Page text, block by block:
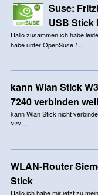
Suse:
USB Stick
Hallo zusammen,ich habe
habe unter OpenSuse 1...
kann Wlan Stick
7240 verbinden
kann Wlan Stick nicht
??? ...
WLAN-Router
Stick
Hallo,ich habe mir jetzt zu